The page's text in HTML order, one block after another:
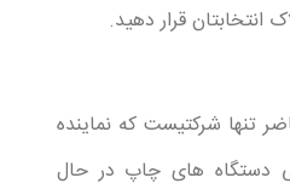
قرار دهید.
تنها شرکتیست که نماینده
دستگاه های چاپ در حال